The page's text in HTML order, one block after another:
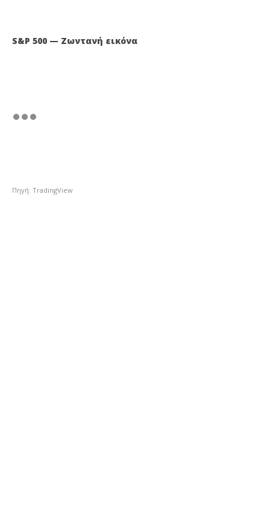
S&P 500 — Ζωντανή εικόνα
Πηγή: TradingView